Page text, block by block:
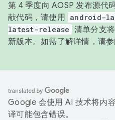
第 4 季度向 AOSP 发布源代
献代码，请使用 android-
latest-release 清单分支
新版本。如需了解详情，请参
Google 会使用 AI 技术将内
译可能包含错误。